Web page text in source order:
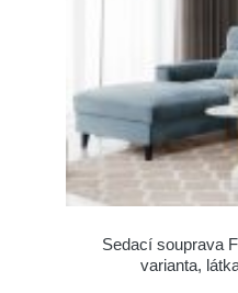
Sedací souprava
varianta,